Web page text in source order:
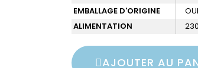
EMBALLAGE D'ORIGINE
OUI
ALIMENTATION
AJOUTER AU